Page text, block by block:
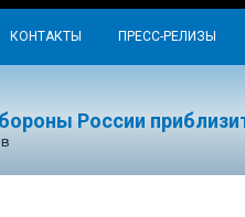
КОНТАКТЫ ПРЕСС-РЕЛИЗЫ
России